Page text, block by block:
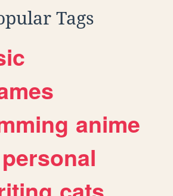
Tags
anime
personal